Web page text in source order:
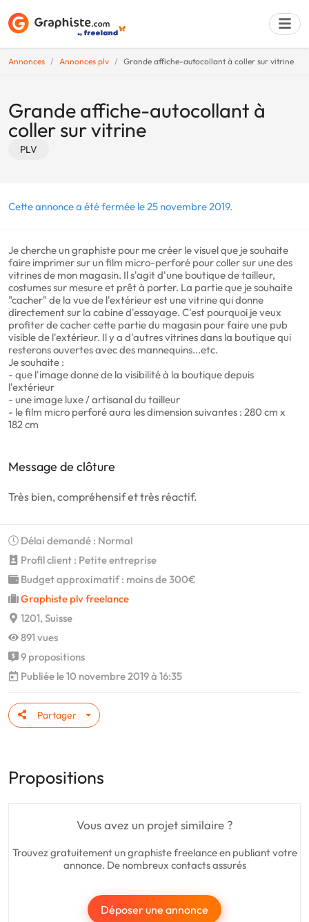
Annonces Annonces plv Grande affiche-autocollant à coller sur vitrine
Grande affiche-autocollant à
coller sur vitrine
PLV
Cette annonce a été fermée le 25 novembre 2019.
Je cherche un graphiste pour me créer le visuel que je souhaite
faire imprimer sur un film micro-perforé pour coller sur une des
vitrines de mon magasin. Il s'agit d'une boutique de tailleur,
costumes sur mesure et prêt à porter. La partie que je souhaite
"cacher" de la vue de l'extérieur est une vitrine qui donne
directement sur la cabine d'essayage. C'est pourquoi je veux
profiter de cacher cette partie du magasin pour faire une pub
visible de l'extérieur. Il y a d'autres vitrines dans la boutique qui
resterons ouvertes avec des mannequins...etc.
Je souhaite :
- que l'image donne de la visibilité à la boutique depuis
l'extérieur
- une image luxe / artisanal du tailleur
- le film micro perforé aura les dimension suivantes : 280 cm x
182 cm
Message de clôture
Très bien, compréhensif et très réactif.
Délai demandé : Normal
Profil client : Petite entreprise
Budget approximatif : moins de 300€
Graphiste plv freelance
1201, Suisse
891 vues
9 propositions
Publiée le 10 novembre 2019 à 16:35
Partager
Propositions
Vous avez un projet similaire ?
Trouvez gratuitement un graphiste freelance en publiant votre
annonce. De nombreux contacts assurés
Déposer une annonce